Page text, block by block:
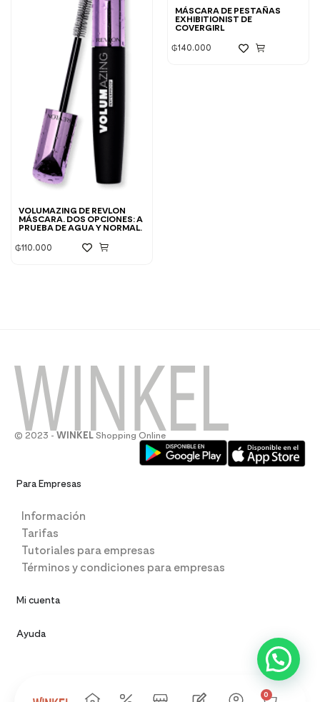
0
MÁSCARA DE PESTAÑAS
EXHIBITIONIST DE
COVERGIRL
₲140.000
VOLUMAZING DE REVLON
MÁSCARA. DOS OPCIONES: A
PRUEBA DE AGUA Y NORMAL.
₲110.000
© 2023 - WINKEL Shopping Online
Para Empresas
Información
Tarifas
Tutoriales para empresas
Términos y condiciones para empresas
Mi cuenta
Ayuda